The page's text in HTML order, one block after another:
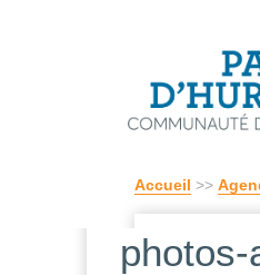
Accueil >>
photos-